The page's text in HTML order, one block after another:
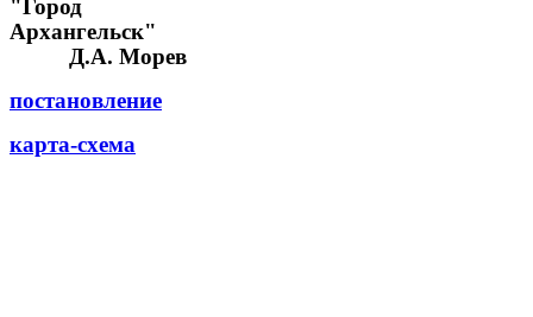
"Город
Д.А. Морев
постановление
карта-схема